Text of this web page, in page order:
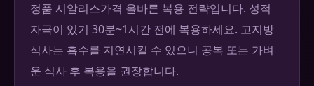
정품 시알리스가격 올바른 복용 전략입니다. 성적
자극이 있기 30분~1시간 전에 복용하세요. 고지방
식사는 흡수를 지연시킬 수 있으니 공복 또는 가벼
운 식사 후 복용을 권장합니다.